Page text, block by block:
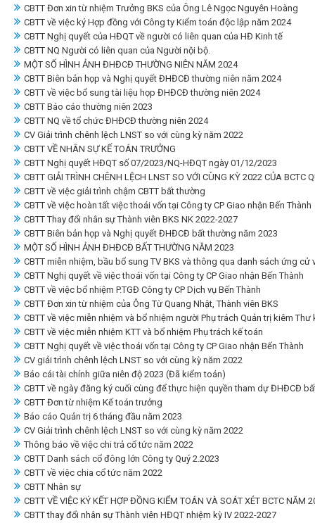
CBTT Đơn xin từ nhiệm Trưởng BKS của Ông Lê Ngọc Nguyên Hoàng
CBTT về việc ký Hợp đồng với Công ty Kiểm toán độc lập năm 2024
CBTT Nghị quyết của HĐQT về người có liên quan của HĐ Kinh tế
CBTT NQ Người có liên quan của Người nội bộ.
MỘT SỐ HÌNH ẢNH ĐHĐCĐ THƯỜNG NIÊN NĂM 2024
CBTT Biên bản họp và Nghị quyết ĐHĐCĐ thường niên năm 2024
CBTT về việc bổ sung tài liệu họp ĐHĐCĐ thường niên 2024
CBTT Báo cáo thường niên 2023
CBTT NQ về tổ chức ĐHĐCĐ thường niên 2024
CV Giải trình chênh lệch LNST so với cùng kỳ năm 2022
CBTT VỀ NHÂN SỰ KẾ TOÁN TRƯỞNG
CBTT Nghị quyết HĐQT số 07/2023/NQ-HĐQT ngày 01/12/2023
CBTT GIẢI TRÌNH CHÊNH LỆCH LNST SO VỚI CÙNG KỲ 2022 CỦA BCTC
CBTT về việc giải trình chậm CBTT bất thường
CBTT về việc hoàn tất việc thoái vốn tại Công ty CP Giao nhận Bến Thành
CBTT Thay đổi nhân sự Thành viên BKS NK 2022-2027
CBTT Biên bản họp và Nghị quyết ĐHĐCĐ bất thường năm 2023
MỘT SỐ HÌNH ẢNH ĐHĐCĐ BẤT THƯỜNG NĂM 2023
CBTT miễn nhiệm, bầu bổ sung TV BKS và thông qua danh sách ứng cử
CBTT Nghị quyết về việc thoái vốn tại Công ty CP Giao nhận Bến Thành
CBTT về việc bổ nhiệm P.TGĐ Công ty CP Dịch vụ Bến Thành
CBTT Đơn xin từ nhiệm của Ông Từ Quang Nhật, Thành viên BKS
CBTT về việc miễn nhiệm và bổ nhiệm người Phụ trách Quản trị kiêm Thư
CBTT về việc miễn nhiệm KTT và bổ nhiệm Phụ trách kế toán
CBTT Nghị quyết về việc thoái vốn tại Công ty CP Giao nhận Bến Thành
CV giải trình chênh lệch LNST so với cùng kỳ năm 2022
Báo cái tài chính giữa niên độ 2023 (Đã kiểm toán)
CBTT về ngày đăng ký cuối cùng để thực hiện quyền tham dự ĐHĐCĐ
CBTT Đơn từ nhiệm Kế toán trưởng
Báo cáo Quản trị 6 tháng đầu năm 2023
CV Giải trình chênh lệch LNST so với cùng kỳ năm 2022
Thông báo về việc chi trả cổ tức năm 2022
CBTT Danh sách cổ đông lớn Công ty Quý 2.2023
CBTT về việc chia cổ tức năm 2022
CBTT Nhân sự
CBTT VỀ VIỆC KÝ KẾT HỢP ĐỒNG KIỂM TOÁN VÀ SOÁT XÉT BCTC NĂM
CBTT thay đổi nhân sự Thành viên HĐQT nhiệm kỳ IV 2022-2027